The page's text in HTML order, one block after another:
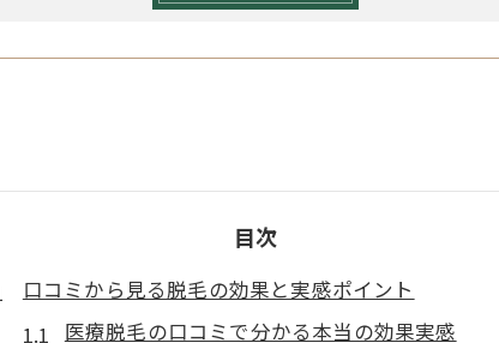
目次
口コミから見る脱毛の効果と実感ポイント
医療脱毛の口コミで分かる本当の効果実感